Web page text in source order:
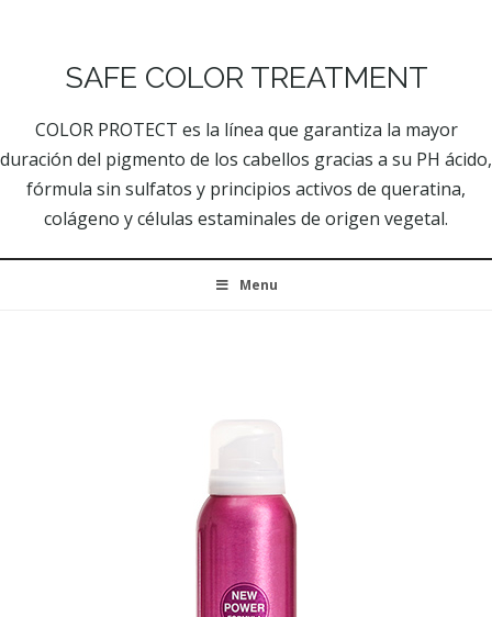
SAFE COLOR TREATMENT
COLOR PROTECT es la línea que garantiza la mayor
duración del pigmento de los cabellos gracias a su PH ácido,
fórmula sin sulfatos y principios activos de queratina,
colágeno y células estaminales de origen vegetal.
Menu